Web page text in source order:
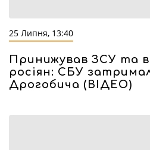
25 Липня, 13:40
Принижував ЗСУ та
росіян: СБУ
Дрогобича (ВІДЕО)